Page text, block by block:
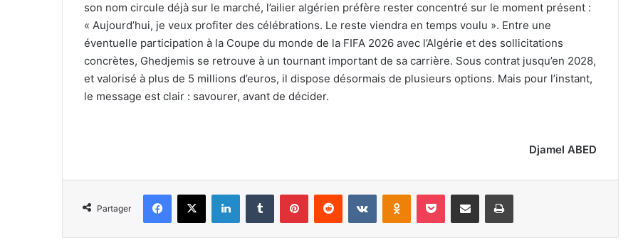
son nom circule déjà sur le marché, l’ailier algérien préfère rester concentré sur le moment présent :
« Aujourd’hui, je veux profiter des célébrations. Le reste viendra en temps voulu ». Entre une
éventuelle participation à la Coupe du monde de la FIFA 2026 avec l’Algérie et des sollicitations
concrètes, Ghedjemis se retrouve à un tournant important de sa carrière. Sous contrat jusqu’en 2028,
et valorisé à plus de 5 millions d’euros, il dispose désormais de plusieurs options. Mais pour l’instant,
le message est clair : savourer, avant de décider.
Djamel ABED
Partager
Facebook
X LinkedinTumblr PinterestReddit VKontakteOdnoklassniki
Pocket Partager par email Imprimer